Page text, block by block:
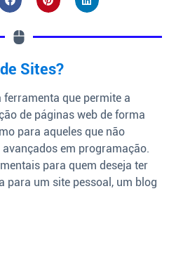
Sites?
que permite a
de páginas web de forma
para aqueles que não
em programação.
para quem deseja ter
para um site pessoal, um blog